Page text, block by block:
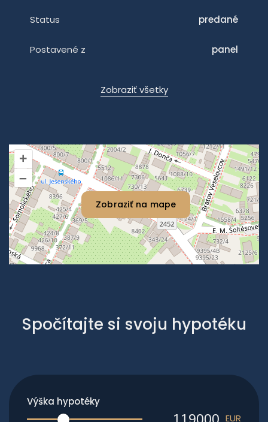
Status predané
Postavené z panel
Zobraziť všetky
Zobraziť na mape
+
–
Spočítajte si svoju hypotéku
Výška hypotéky
EUR